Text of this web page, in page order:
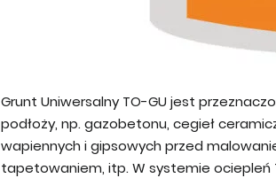
Grunt Uniwersalny TO-GU jest
podłoży, np. gazobetonu, cegieł
wapiennych i gipsowych przed
tapetowaniem, itp. W systemie